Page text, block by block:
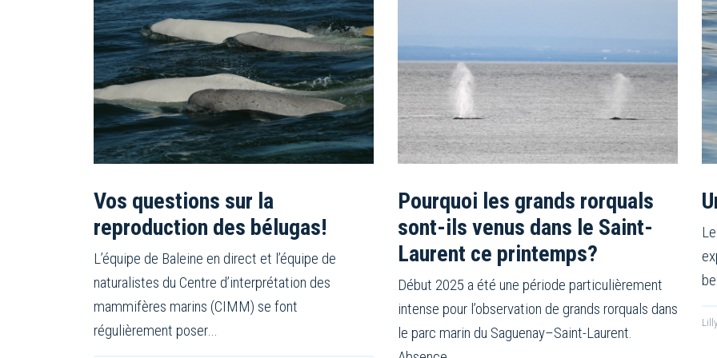
Vos questions sur la
reproduction des bélugas!
L’équipe de Baleine en direct et l’équipe de
naturalistes du Centre d’interprétation des
mammifères marins (CIMM) se font
régulièrement poser…
Pourquoi les grands rorquals
sont-ils venus dans le Saint-
Laurent ce printemps?
Début 2025 a été une période particulièrement
intense pour l’observation de grands rorquals dans
le parc marin du Saguenay–Saint-Laurent.